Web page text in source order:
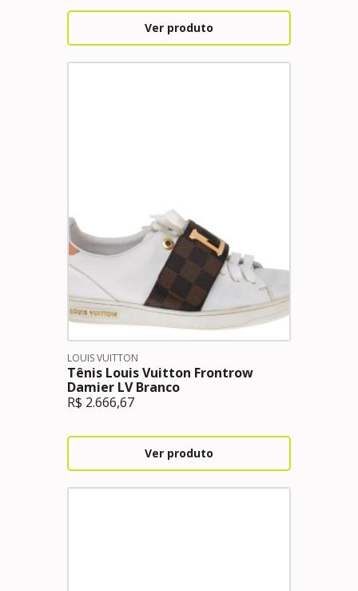
Ver produto
LOUIS VUITTON
Tênis Louis Vuitton Frontrow
Damier LV Branco
R$ 2.666,67
Ver produto